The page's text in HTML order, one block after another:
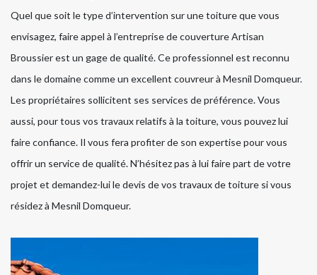
Quel que soit le type d’intervention sur une toiture que vous
envisagez, faire appel à l’entreprise de couverture Artisan
Broussier est un gage de qualité. Ce professionnel est reconnu
dans le domaine comme un excellent couvreur à Mesnil Domqueur.
Les propriétaires sollicitent ses services de préférence. Vous
aussi, pour tous vos travaux relatifs à la toiture, vous pouvez lui
faire confiance. Il vous fera profiter de son expertise pour vous
offrir un service de qualité. N’hésitez pas à lui faire part de votre
projet et demandez-lui le devis de vos travaux de toiture si vous
résidez à Mesnil Domqueur.